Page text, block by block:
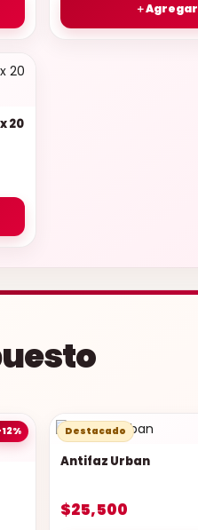
＋Agregar
20
Destacado
Antifaz Urban
$25,500